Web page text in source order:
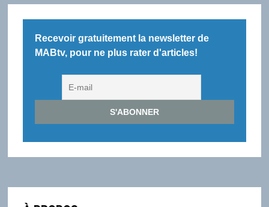
NETFLIX
LES
PREMIÈRES
ÉTUDES
Recevoir gratuitement la newsletter de
MABtv, pour ne plus rater d'articles!